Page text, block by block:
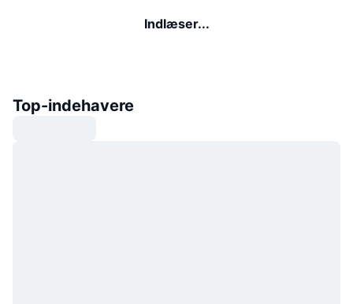
Indlæser...
Top-indehavere